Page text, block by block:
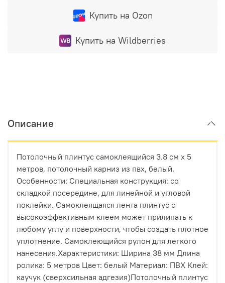
Купить на Ozon
Купить на Wildberries
Описание
Потолочный плинтус самоклеящийся 3.8 см х 5
метров, потолочный карниз из пвх, белый.
Особенности: Специальная конструкция: со
складкой посередине, для линейной и угловой
поклейки. Самоклеящаяся лента плинтус с
высокоэффективным клеем может прилипать к
любому углу и поверхности, чтобы создать плотное
уплотнение. Самоклеющийся рулон для легкого
нанесения.Характеристики: Ширина 38 мм Длина
ролика: 5 метров Цвет: белый Материал: ПВХ Клей:
каучук (сверхсильная адгезия)Потолочный плинтус